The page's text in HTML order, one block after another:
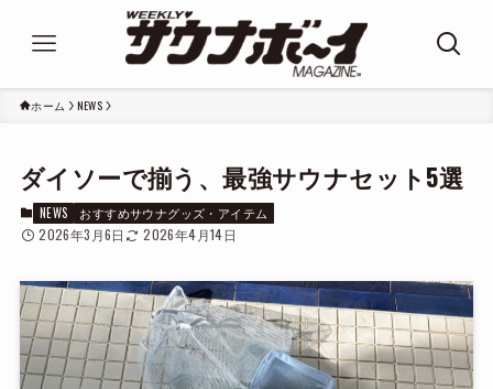
ホーム NEWS
ダイソーで揃う、最強サウナセット5選
NEWS おすすめサウナグッズ・アイテム
2026年3月6日 2026年4月14日